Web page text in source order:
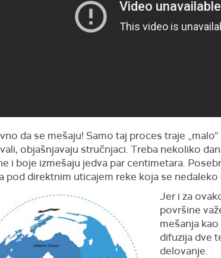
da se mešaju! Samo taj proces traje
objašnjavaju stručnjaci. Treba nekoliko
i boje izmešaju jedva par centimetara.
pod direktnim uticajem reke koja se
Jer i za
površine
mešanja
difuzija dve
delovanje.